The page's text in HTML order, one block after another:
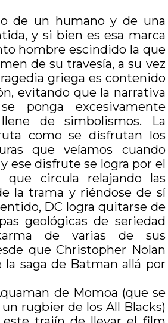
de un humano y de una
y si bien es esa marca
hombre escindido la que
de su travesía, a su vez
griega es contenido
evitando que la narrativa
ponga excesivamente
de simbolismos. La
como se disfrutan los
que veíamos cuando
ese disfrute se logra por el
que circula relajando las
la trama y riéndose de sí
DC logra quitarse de
geológicas de seriedad
de varias de sus
que Christopher Nolan
la saga de Batman allá por
de Momoa (que se
rugbier de los All Blacks)